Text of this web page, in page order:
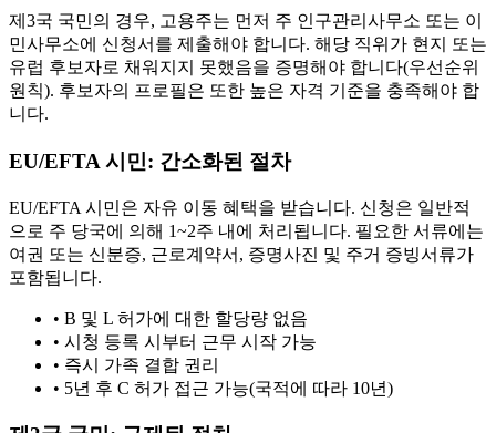
제3국 국민의 경우, 고용주는 먼저 주 인구관리사무소 또는 이
민사무소에 신청서를 제출해야 합니다. 해당 직위가 현지 또는
유럽 후보자로 채워지지 못했음을 증명해야 합니다(우선순위
원칙). 후보자의 프로필은 또한 높은 자격 기준을 충족해야 합
니다.
EU/EFTA 시민: 간소화된 절차
EU/EFTA 시민은 자유 이동 혜택을 받습니다. 신청은 일반적
으로 주 당국에 의해 1~2주 내에 처리됩니다. 필요한 서류에는
여권 또는 신분증, 근로계약서, 증명사진 및 주거 증빙서류가
포함됩니다.
• B 및 L 허가에 대한 할당량 없음
• 시청 등록 시부터 근무 시작 가능
• 즉시 가족 결합 권리
• 5년 후 C 허가 접근 가능(국적에 따라 10년)